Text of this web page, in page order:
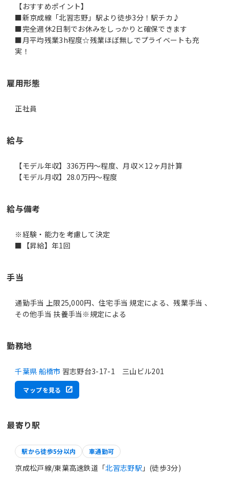
【おすすめポイント】
■新京成線「北習志野」駅より徒歩3分！駅チカ♪
■完全週休2日制でお休みをしっかりと確保できます
■月平均残業3h程度☆残業ほぼ無しでプライベートも充
実！
雇用形態
正社員
給与
【モデル年収】336万円〜程度、月収×12ヶ月計算
【モデル月収】28.0万円〜程度
給与備考
※経験・能力を考慮して決定
手当
通勤手当 上限25,000円、住宅手当 規定による、残業手当 、
その他手当 扶養手当※規定による
勤務地
千葉県 船橋市 習志野台3-17-1 三山ビル201
マップを見る
最寄り駅
駅から徒歩5分以内 車通勤可
京成松戸線/東葉高速鉄道「北習志野駅 」(徒歩3分)